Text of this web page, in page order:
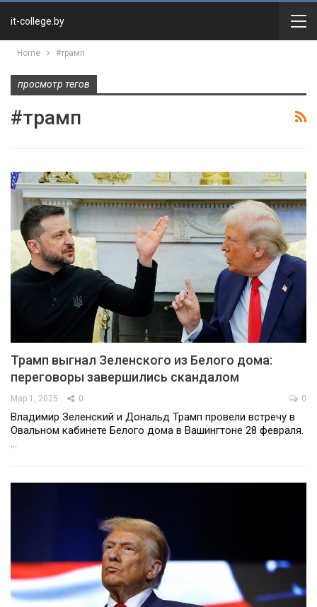
it-college.by
Home #трамп
просмотр тегов
#трамп
Трамп выгнал Зеленского из Белого дома:
переговоры завершились скандалом
Мар 1, 2025 0 0
Владимир Зеленский и Дональд Трамп провели встречу в
Овальном кабинете Белого дома в Вашингтоне 28 февраля.
…